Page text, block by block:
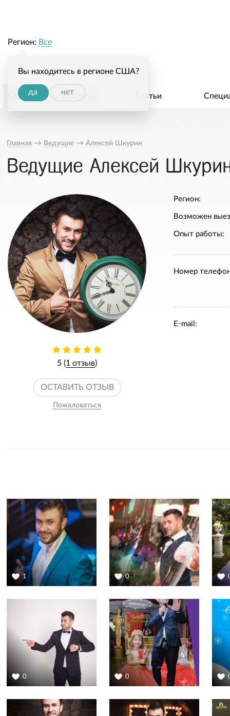
Регион: Все
Вы находитесь в регионе США?
да нет
Специалисты и услуги Статьи
Главная → Ведущие → Алексей Шкурин
Ведущие Алексей
5 (1 отзыв)
ОСТАВИТЬ ОТЗЫВ
Пожаловаться
Регион:
Возможен
Опыт работы:
Номер
E-mail:
1 0
0 0